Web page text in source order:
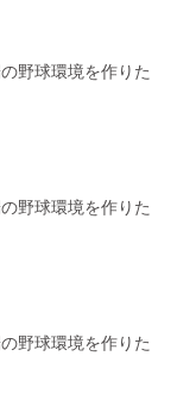
野球環境を作りた
野球環境を作りた
野球環境を作りた